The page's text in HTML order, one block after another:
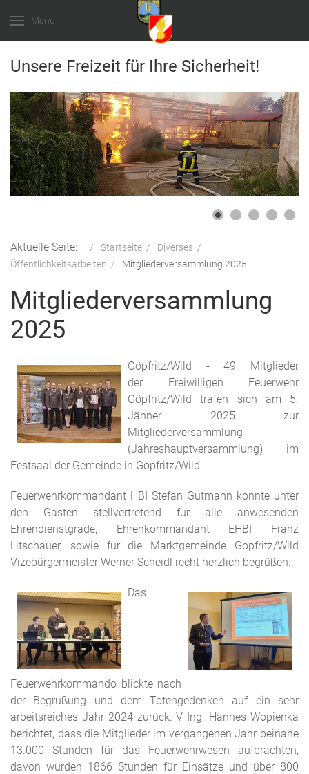
Menu
Unsere Freizeit für Ihre Sicherheit!
Aktuelle Seite: Startseite
Diverses
Öffentlichkeitsarbeiten
Mitgliederversammlung 2025
Mitgliederversammlung
2025
Göpfritz/Wild - 49 Mitglieder
der Freiwilligen Feuerwehr
Göpfritz/Wild trafen sich am 5.
Jänner 2025 zur
Mitgliederversammlung
(Jahreshauptversammlung) im
Festsaal der Gemeinde in Göpfritz/Wild.
Feuerwehrkommandant HBI Stefan Gutmann konnte unter
den Gästen stellvertretend für alle anwesenden
Ehrendienstgrade, Ehrenkommandant EHBI Franz
Litschauer, sowie für die Marktgemeinde Göpfritz/Wild
Vizebürgermeister Werner Scheidl recht herzlich begrüßen.
Das
Feuerwehrkommando blickte nach
der Begrüßung und dem Totengedenken auf ein sehr
arbeitsreiches Jahr 2024 zurück. V Ing. Hannes Wopienka
berichtet, dass die Mitglieder im vergangenen Jahr beinahe
13.000 Stunden für das Feuerwehrwesen aufbrachten,
davon wurden 1866 Stunden für Einsätze und über 800